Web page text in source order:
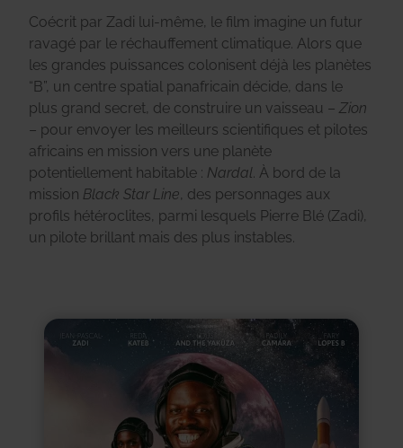
Coécrit par Zadi lui-même, le film imagine un futur
ravagé par le réchauffement climatique. Alors que
les grandes puissances colonisent déjà les planètes
“B”, un centre spatial panafricain décide, dans le
plus grand secret, de construire un vaisseau – Zion
– pour envoyer les meilleurs scientifiques et pilotes
africains en mission vers une planète
potentiellement habitable : Nardal . À bord de la
mission Black Star Line, des personnages aux
profils hétéroclites, parmi lesquels Pierre Blé (Zadi),
un pilote brillant mais des plus instables.